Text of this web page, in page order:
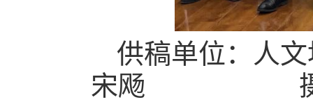
供稿单位：
宋飏